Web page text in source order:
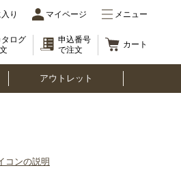
り マイページ メニュー
ログ
申込番号
で注文
カート
アウトレット
コンの説明